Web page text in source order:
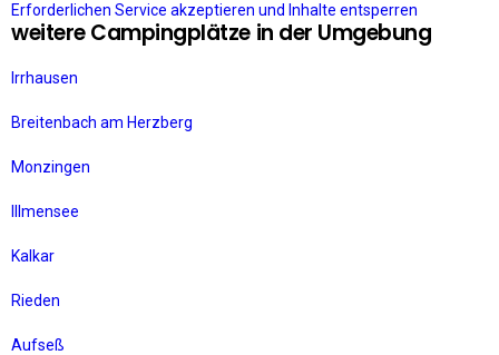
Erforderlichen Service akzeptieren und Inhalte entsperren
weitere Campingplätze in der Umgebung
Irrhausen
Breitenbach am Herzberg
Monzingen
Illmensee
Kalkar
Rieden
Aufseß